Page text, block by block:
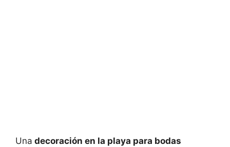
Una decoración en la playa para bodas